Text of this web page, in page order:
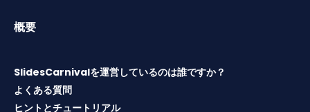
概要
SlidesCarnivalを運営しているのは誰ですか？
よくある質問
ヒントとチュートリアル